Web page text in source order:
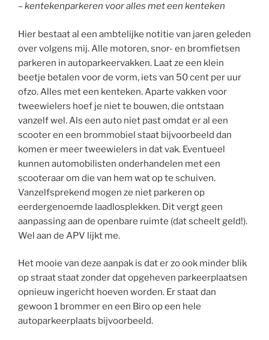
– kentekenparkeren voor alles met een kenteken
Hier bestaat al een ambtelijke notitie van jaren geleden
over volgens mij. Alle motoren, snor- en bromfietsen
parkeren in autoparkeervakken. Laat ze een klein
beetje betalen voor de vorm, iets van 50 cent per uur
ofzo. Alles met een kenteken. Aparte vakken voor
tweewielers hoef je niet te bouwen, die ontstaan
vanzelf wel. Als een auto niet past omdat er al een
scooter en een brommobiel staat bijvoorbeeld dan
komen er meer tweewielers in dat vak. Eventueel
kunnen automobilisten onderhandelen met een
scooteraar om die van hem wat op te schuiven.
Vanzelfsprekend mogen ze niet parkeren op
eerdergenoemde laadlosplekken. Dit vergt geen
aanpassing aan de openbare ruimte (dat scheelt geld!).
Wel aan de APV lijkt me.
Het mooie van deze aanpak is dat er zo ook minder blik
op straat staat zonder dat opgeheven parkeerplaatsen
opnieuw ingericht hoeven worden. Er staat dan
gewoon 1 brommer en een Biro op een hele
autoparkeerplaats bijvoorbeeld.